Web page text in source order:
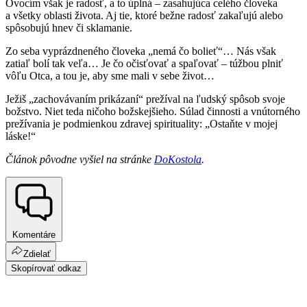
Ovocím však je radosť, a to úplná – zasahujúca celého človeka
a všetky oblasti života. Aj tie, ktoré bežne radosť zakaľujú alebo
spôsobujú hnev či sklamanie.
Zo seba vyprázdneného človeka „nemá čo bolieť“… Nás však
zatiaľ bolí tak veľa… Je čo očisťovať a spaľovať – túžbou plniť
vôľu Otca, a tou je, aby sme mali v sebe život…
Ježiš „zachovávaním prikázaní“ prežíval na ľudský spôsob svoje
božstvo. Niet teda ničoho božskejšieho. Súlad činnosti a vnútorného
prežívania je podmienkou zdravej spirituality: „Ostaňte v mojej
láske!“
Článok pôvodne vyšiel na stránke DoKostola.
Komentáre
Zdielať
Skopírovať odkaz